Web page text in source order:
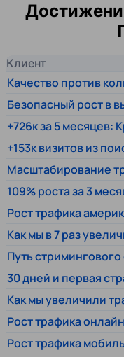
Клиент
Качество против
Безопасный рост в
+726к за 5
+153к визитов из
Масштабирование
109% роста за 3
Рост трафика
Как мы в 7 раз
Путь
30 дней и первая
Как мы увеличили
Рост трафика
Рост трафика